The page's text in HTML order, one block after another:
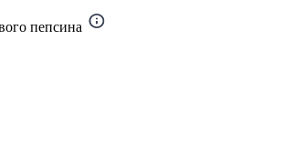
пепсина